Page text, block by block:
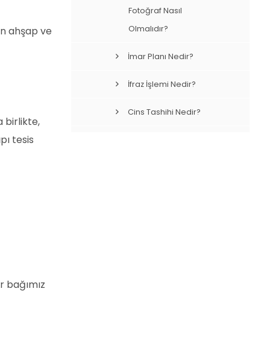
ahşap ve
birlikte,
tesis
Fotoğraf Nasıl
Olmalıdır?
İmar Planı Nedir?
İfraz İşlemi Nedir?
Cins Tashihi Nedir?